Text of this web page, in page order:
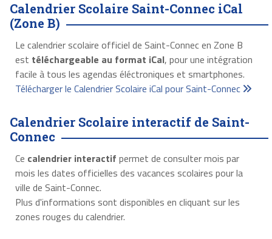
Calendrier Scolaire Saint-Connec iCal
(Zone B)
Le calendrier scolaire officiel de Saint-Connec en Zone B
est téléchargeable au format iCal, pour une intégration
facile à tous les agendas éléctroniques et smartphones.
Télécharger le Calendrier Scolaire iCal pour Saint-Connec
Calendrier Scolaire interactif de Saint-
Connec
Ce calendrier interactif permet de consulter mois par
mois les dates officielles des vacances scolaires pour la
ville de Saint-Connec.
Plus d'informations sont disponibles en cliquant sur les
zones rouges du calendrier.